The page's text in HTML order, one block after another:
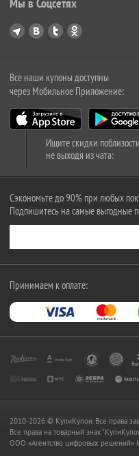
Мы в Соцсетях
Все наши купоны доступны
через Мобильное Приложение:
Ищите скидки
не выходя из чата:
Сэкономьте до 90% при любых
Подпишитесь на самые выгодные
Принимаем к оплате:
2010-2026 © КупиКупон. Все права
Все права на товарный знак
OOO «Агентство цифровых